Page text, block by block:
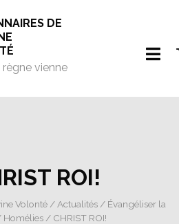
DE
vienne
ROI!
Volonté / Actualités / Évangéliser la
Homélies/ CHRIST ROI!